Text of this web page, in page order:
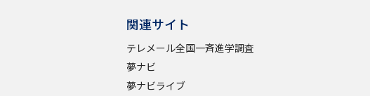
関連サイト
テレメール全国一斉進学調査
夢ナビ
夢ナビライブ